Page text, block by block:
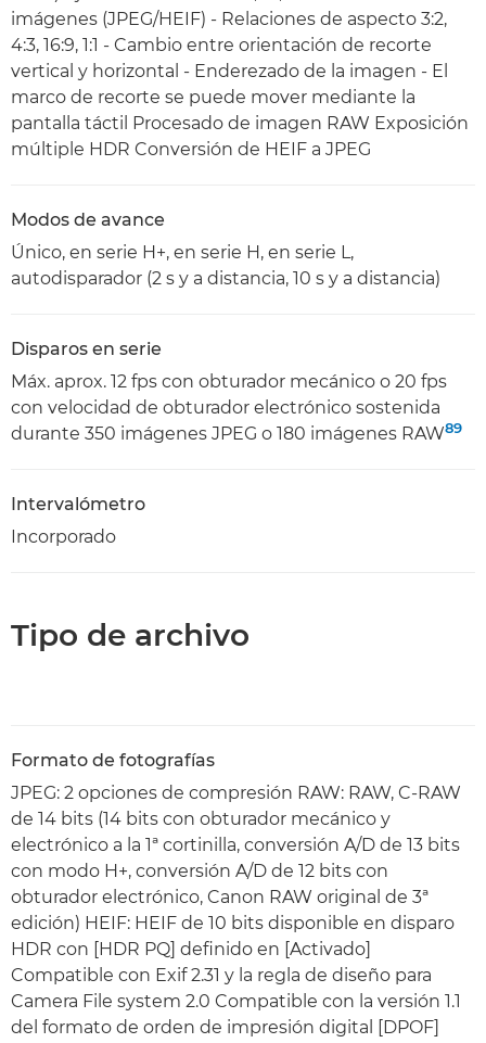
imágenes (JPEG/HEIF) - Relaciones de aspecto 3:2,
4:3, 16:9, 1:1 - Cambio entre orientación de recorte
vertical y horizontal - Enderezado de la imagen - El
marco de recorte se puede mover mediante la
pantalla táctil Procesado de imagen RAW Exposición
múltiple HDR Conversión de HEIF a JPEG
Modos de avance
Único, en serie H+, en serie H, en serie L,
autodisparador (2 s y a distancia, 10 s y a distancia)
Disparos en serie
Máx. aprox. 12 fps con obturador mecánico o 20 fps
con velocidad de obturador electrónico sostenida
durante 350 imágenes JPEG o 180 imágenes RAW89
Intervalómetro
Incorporado
Tipo de archivo
Formato de fotografías
JPEG: 2 opciones de compresión RAW: RAW, C-RAW
de 14 bits (14 bits con obturador mecánico y
electrónico a la 1ª cortinilla, conversión A/D de 13 bits
con modo H+, conversión A/D de 12 bits con
obturador electrónico, Canon RAW original de 3ª
edición) HEIF: HEIF de 10 bits disponible en disparo
HDR con [HDR PQ] definido en [Activado]
Compatible con Exif 2.31 y la regla de diseño para
Camera File system 2.0 Compatible con la versión 1.1
del formato de orden de impresión digital [DPOF]